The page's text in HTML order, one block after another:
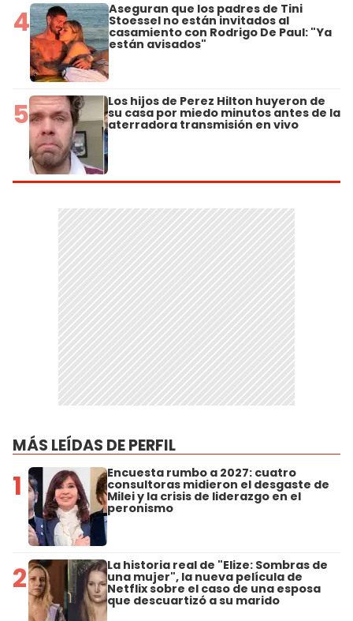
4 Aseguran que los padres de Tini
Stoessel no están invitados al
casamiento con Rodrigo De Paul: "Ya
están avisados"
5 Los hijos de Perez Hilton huyeron de
su casa por miedo minutos antes de la
aterradora transmisión en vivo
MÁS LEÍDAS DE PERFIL
1 Encuesta rumbo a 2027: cuatro
consultoras midieron el desgaste de
Milei y la crisis de liderazgo en el
peronismo
2 La historia real de "Elize: Sombras de
una mujer", la nueva película de
Netflix sobre el caso de una esposa
que descuartizó a su marido